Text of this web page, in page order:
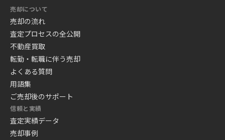
売却について
売却の流れ
査定プロセスの全公開
不動産買取
転勤・転職に伴う売却
よくある質問
用語集
ご売却後のサポート
信頼と実績
査定実績データ
売却事例